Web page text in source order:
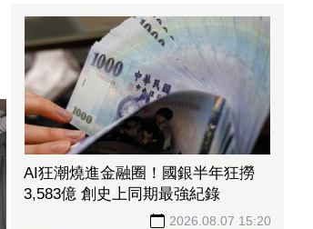
AI狂潮燒進金融圈！國銀半年狂撈
3,583億 創史上同期最強紀錄
2026.08.07 15:20